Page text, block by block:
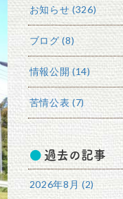
お知らせ (326)
ブログ (8)
情報公開 (14)
苦情公表 (7)
過去の記事
2026年8月 (2)